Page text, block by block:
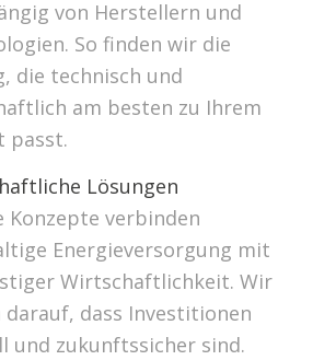
von Herstellern und
So finden wir die
die technisch und
am besten zu Ihrem
passt.
Lösungen
Konzepte verbinden
Energieversorgung mit
Wirtschaftlichkeit. Wir
darauf, dass Investitionen
und zukunftssicher sind.